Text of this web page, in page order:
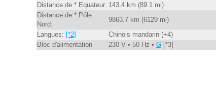
Distance de * Equateur: 143.4 km (89.1 mi)
Distance de * Pôle
Nord:
9863.7 km (6129 mi)
Langues: [*2]
Chinois mandarin (+4)
Bloc d'alimentation
230 V • 50 Hz • G [*3]